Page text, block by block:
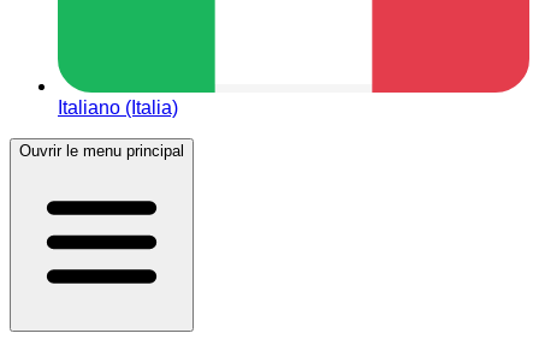
Italiano (Italia)
Ouvrir le menu principal